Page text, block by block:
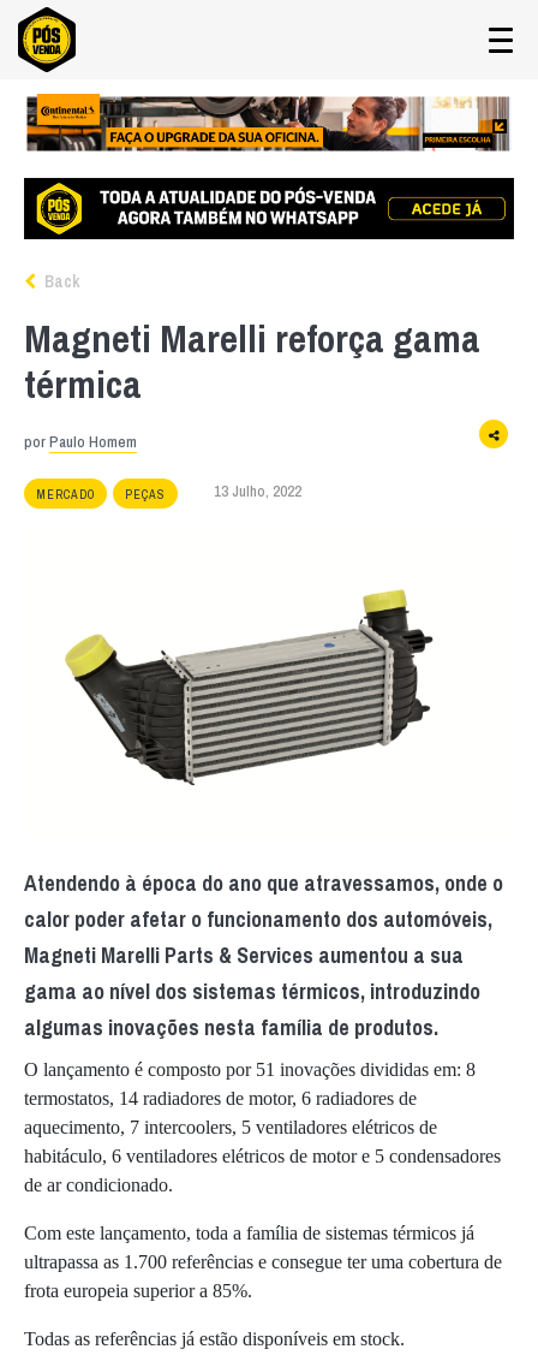
Back
Magneti Marelli reforça gama
térmica
porPaulo Homem
MERCADO PEÇAS 13 Julho, 2022
Atendendo à época do ano que atravessamos, onde o
calor poder afetar o funcionamento dos automóveis,
Magneti Marelli Parts & Services aumentou a sua
gama ao nível dos sistemas térmicos, introduzindo
algumas inovações nesta família de produtos.
O lançamento é composto por 51 inovações divididas em: 8
termostatos, 14 radiadores de motor, 6 radiadores de
aquecimento, 7 intercoolers, 5 ventiladores elétricos de
habitáculo, 6 ventiladores elétricos de motor e 5 condensadores
de ar condicionado.
Com este lançamento, toda a família de sistemas térmicos já
ultrapassa as 1.700 referências e consegue ter uma cobertura de
frota europeia superior a 85%.
Todas as referências já estão disponíveis em stock.